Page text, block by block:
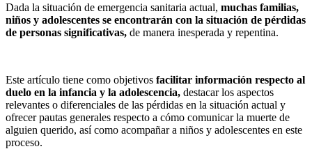
Dada la situación de emergencia sanitaria actual, muchas familias,
niños y adolescentes se encontrarán con la situación de pérdidas
de personas significativas, de manera inesperada y repentina.
Este artículo tiene como objetivos facilitar información respecto al
duelo en la infancia y la adolescencia, destacar los aspectos
relevantes o diferenciales de las pérdidas en la situación actual y
ofrecer pautas generales respecto a cómo comunicar la muerte de
alguien querido, así como acompañar a niños y adolescentes en este
proceso.